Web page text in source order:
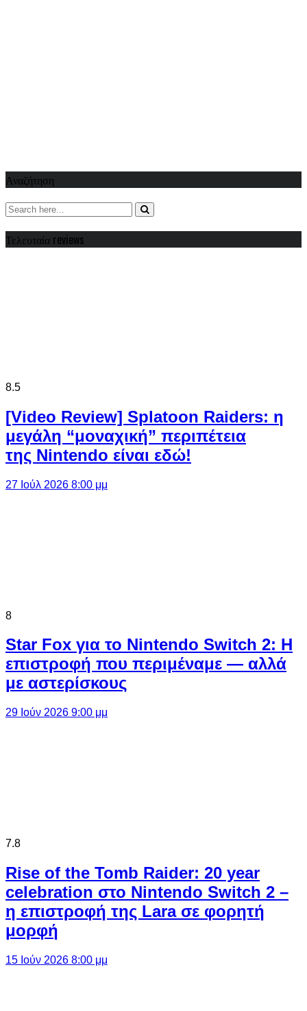
Αναζήτηση
Τελευταία reviews
8.5
[Video Review] Splatoon Raiders: η
μεγάλη “μοναχική” περιπέτεια
της Nintendo είναι εδώ!
27 Ιούλ 2026 8:00 μμ
8
Star Fox για το Nintendo Switch 2: Η
επιστροφή που περιμέναμε — αλλά
με αστερίσκους
29 Ιούν 2026 9:00 μμ
7.8
Rise of the Tomb Raider: 20 year
celebration στο Nintendo Switch 2 –
η επιστροφή της Lara σε φορητή
μορφή
15 Ιούν 2026 8:00 μμ